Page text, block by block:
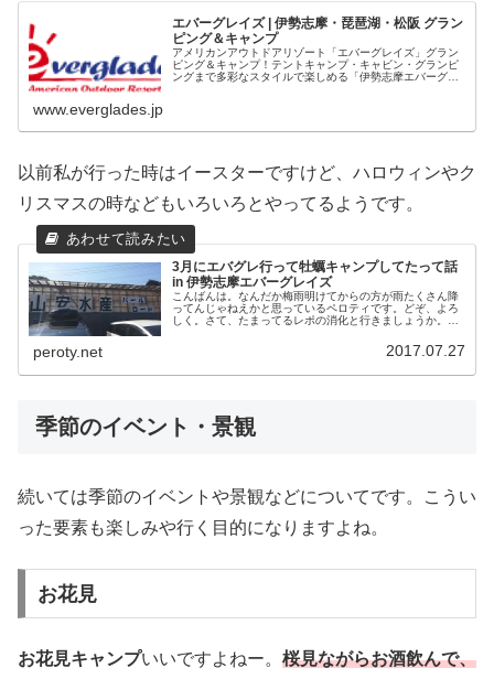
エバーグレイズ | 伊勢志摩・琵琶湖・松阪 グラン
ピング＆キャンプ
アメリカンアウトドアリゾート「エバーグレイズ」グラン
ピング＆キャンプ！テントキャンプ・キャビン・グランピ
ングまで多彩なスタイルで楽しめる「伊勢志摩エバーグレ
www.everglades.jp
以前私が行った時はイースターですけど、ハロウィンやク
リスマスの時などもいろいろとやってるようです。
3月にエバグレ行って牡蠣キャンプしてたって話
in 伊勢志摩エバーグレイズ
こんばんは。なんだか梅雨明けてからの方が雨たくさん降
ってんじゃねえかと思っているペロティです。どぞ、よろ
しく。さて、たまってるレポの消化と行きましょうか。今
peroty.net 2017.07.27
季節のイベント・景観
続いては季節のイベントや景観などについてです。こうい
った要素も楽しみや行く目的になりますよね。
お花見
お花見キャンプいいですよねー。 桜見ながらお酒飲んで、